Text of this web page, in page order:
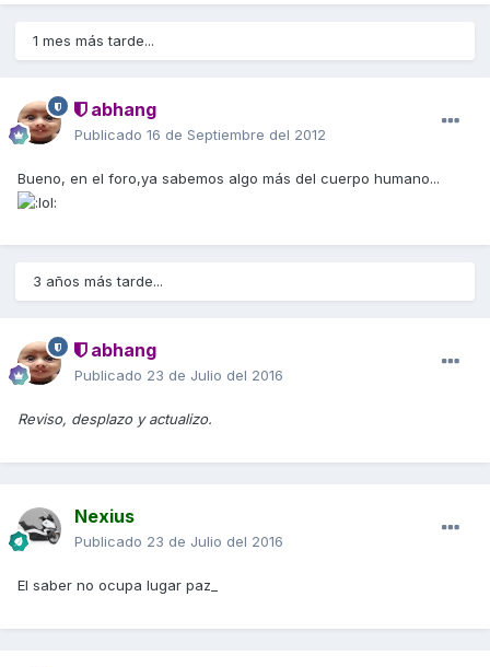
1 mes más tarde...
abhang
Publicado 16 de Septiembre del 2012
Bueno, en el foro,ya sabemos algo más del cuerpo humano...
3 años más tarde...
abhang
Publicado 23 de Julio del 2016
Reviso, desplazo y actualizo.
Nexius
Publicado 23 de Julio del 2016
El saber no ocupa lugar paz_